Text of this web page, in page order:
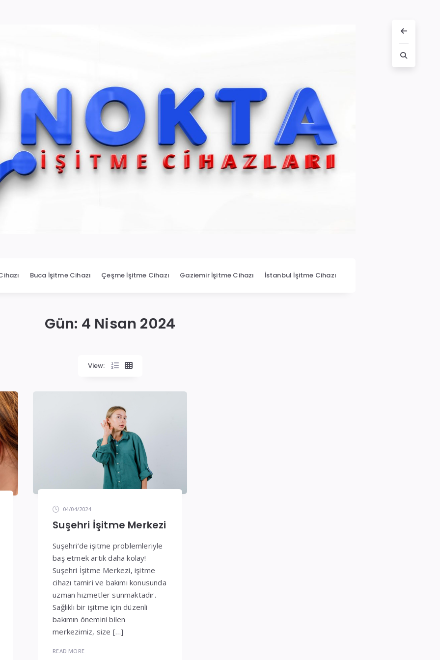
Buca İşitme Cihazı Çeşme İşitme Cihazı Gaziemir İşitme Cihazı İstanbul İşitme Cihazı
Gün: 4 Nisan 2024
View:
04/04/2024
Suşehri İşitme Merkezi
Suşehri’de işitme problemleriyle
baş etmek artık daha kolay!
Suşehri İşitme Merkezi, işitme
cihazı tamiri ve bakımı konusunda
uzman hizmetler sunmaktadır.
Sağlıklı bir işitme için düzenli
bakımın önemini bilen
merkezimiz, size […]
READ MORE